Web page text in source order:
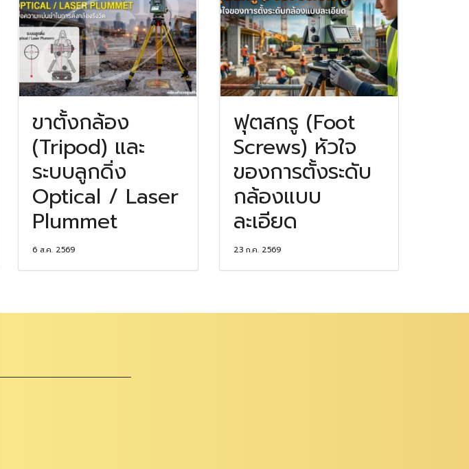
ขาตั้งกล้อง
(Tripod) และ
ระบบลูกดิ่ง
Optical / Laser
Plummet
6 ส.ค. 2569
ฟุตสกรู (Foot
Screws) หัวใจ
ของการตั้งระดับ
กล้องแบบ
ละเอียด
23 ก.ค. 2569